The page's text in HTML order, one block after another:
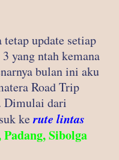
update setiap
yang ntah kemana
bulan ini aku
Road Trip
Dimulai dari
kerute lintas
Sibolga